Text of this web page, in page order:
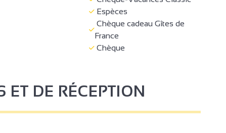
Espèces
Chèque cadeau Gîtes de
France
Chèque
ET DE RÉCEPTION